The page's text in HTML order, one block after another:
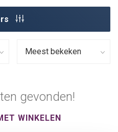
gevonden!
WINKELEN